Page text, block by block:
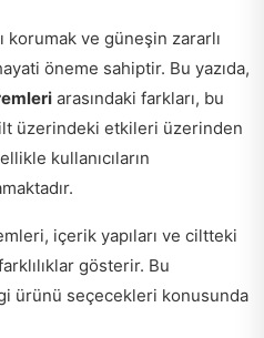
korumak ve güneşin zararlı
öneme sahiptir. Bu yazıda,
arasındaki farkları, bu
üzerindeki etkileri üzerinden
kullanıcıların
içerik yapıları ve ciltteki
gösterir. Bu
ürünü seçecekleri konusunda